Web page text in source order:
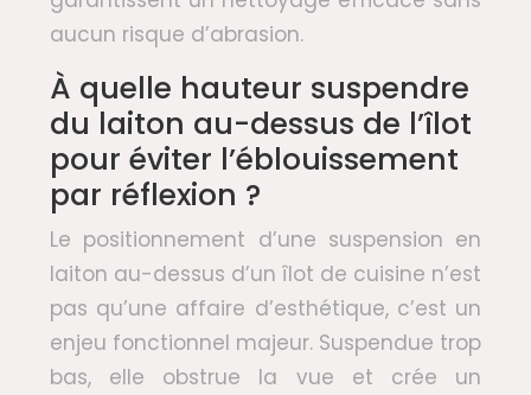
aucun risque d’abrasion.
À quelle hauteur suspendre
du laiton au-dessus de l’îlot
pour éviter l’éblouissement
par réflexion ?
Le positionnement d’une suspension en
laiton au-dessus d’un îlot de cuisine n’est
pas qu’une affaire d’esthétique, c’est un
enjeu fonctionnel majeur. Suspendue trop
bas, elle obstrue la vue et crée un